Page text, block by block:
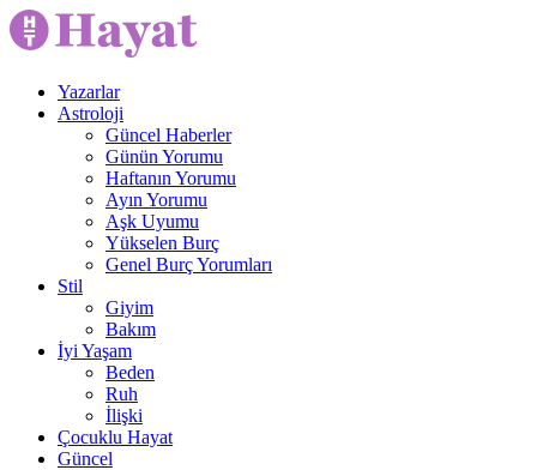
Yazarlar
Astroloji
Güncel Haberler
Günün Yorumu
Haftanın Yorumu
Ayın Yorumu
Aşk Uyumu
Yükselen Burç
Genel Burç Yorumları
Stil
Giyim
Bakım
İyi Yaşam
Beden
Ruh
İlişki
Çocuklu Hayat
Güncel